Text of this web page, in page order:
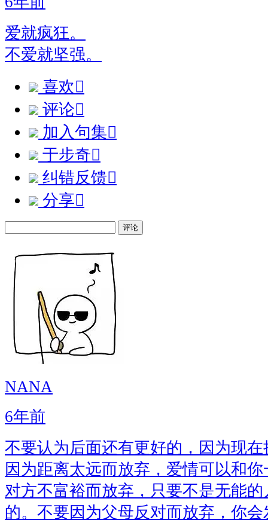
爱就疯狂。
不爱就坚强。
喜欢
评论
加入句集
于步奇
纠错反馈
分享
评论
NANA
6年前
不要认为后面还有更好的，因为现
因为距离太远而放弃，爱情可以和
对方不富裕而放弃，只要不是无能
的。不要因为父母反对而放弃，你